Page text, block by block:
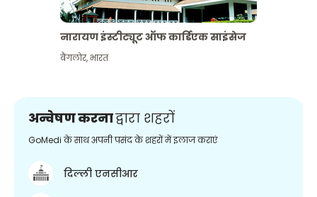
नारायण इंस्टीट्यूट ऑफ कार्डिएक साइंसेज
बैंगलोर,भारत
अन्वेषण करनाद्वारा शहरों
GoMedi के साथ अपनी पसंद के शहरों में इलाज कराएं
दिल्ली एनसीआर